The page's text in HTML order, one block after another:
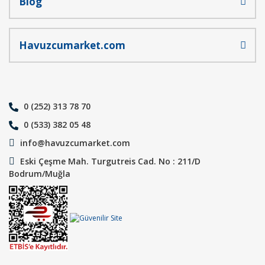
Havuzcumarket.com
0 (252) 313 78 70
0 (533) 382 05 48
info@havuzcumarket.com
Eski Çeşme Mah. Turgutreis Cad. No : 211/D
Bodrum/Muğla